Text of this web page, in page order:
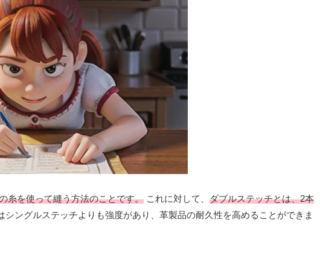
糸を使って縫う方法のことです。 これに対して、 ダブルステッチとは、2本
シングルステッチよりも強度があり、革製品の耐久性を高めることができま